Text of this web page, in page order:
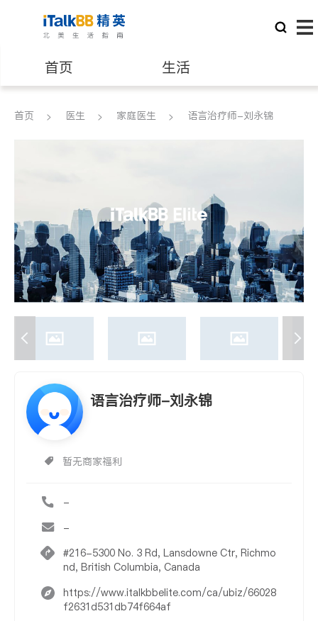
首页 生活
医生 律师
会计师
建筑装修
首页 医生 家庭医生 语言治疗师-刘永锦
语言治疗师-刘永锦
暂无商家福利
-
-
#216-5300 No. 3 Rd, Lansdowne Ctr, Richmo
nd, British Columbia, Canada
https://www.italkbbelite.com/ca/ubiz/66028
f2631d531db74f664af